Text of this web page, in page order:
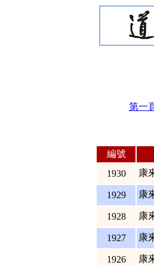
第一
編號
1930
康
1929 康
1928 康
1927 康
1926 康